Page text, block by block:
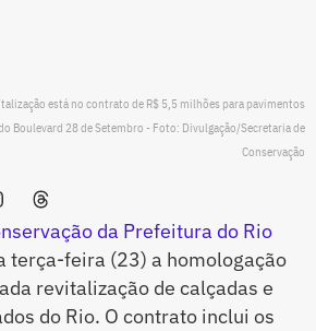
está no contrato de R$ 5,5 milhões para pavimentos
Boulevard 28 de Setembro - Foto: Divulgação/Secretaria de
Conservação
da Prefeitura do Rio
terça-feira (23) a homologação
revitalização de calçadas e
do Rio. O contrato inclui os